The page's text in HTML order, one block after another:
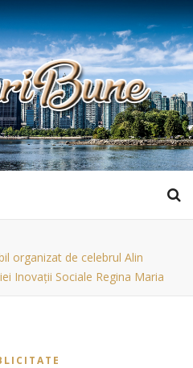
organizat de celebrul Alin
Inovații Sociale Regina Maria